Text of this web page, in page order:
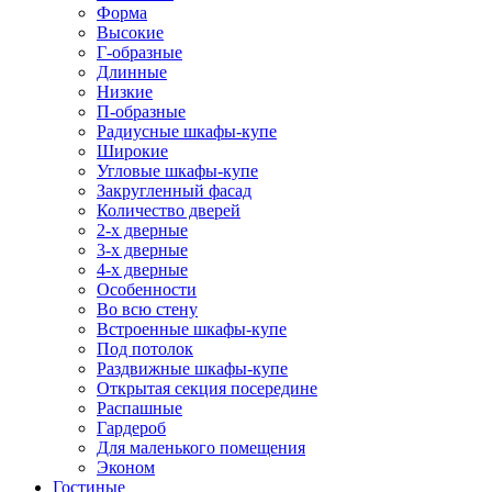
Форма
Высокие
Г-образные
Длинные
Низкие
П-образные
Радиусные шкафы-купе
Широкие
Угловые шкафы-купе
Закругленный фасад
Количество дверей
2-х дверные
3-х дверные
4-х дверные
Особенности
Во всю стену
Встроенные шкафы-купе
Под потолок
Раздвижные шкафы-купе
Открытая секция посередине
Распашные
Гардероб
Для маленького помещения
Эконом
Гостиные